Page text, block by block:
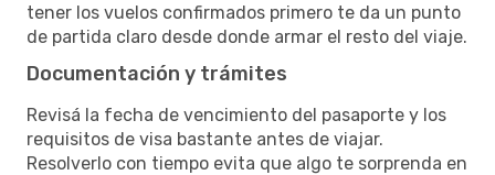
tener los vuelos confirmados primero te da un punto
de partida claro desde donde armar el resto del viaje.
Documentación y trámites
Revisá la fecha de vencimiento del pasaporte y los
requisitos de visa bastante antes de viajar.
Resolverlo con tiempo evita que algo te sorprenda en